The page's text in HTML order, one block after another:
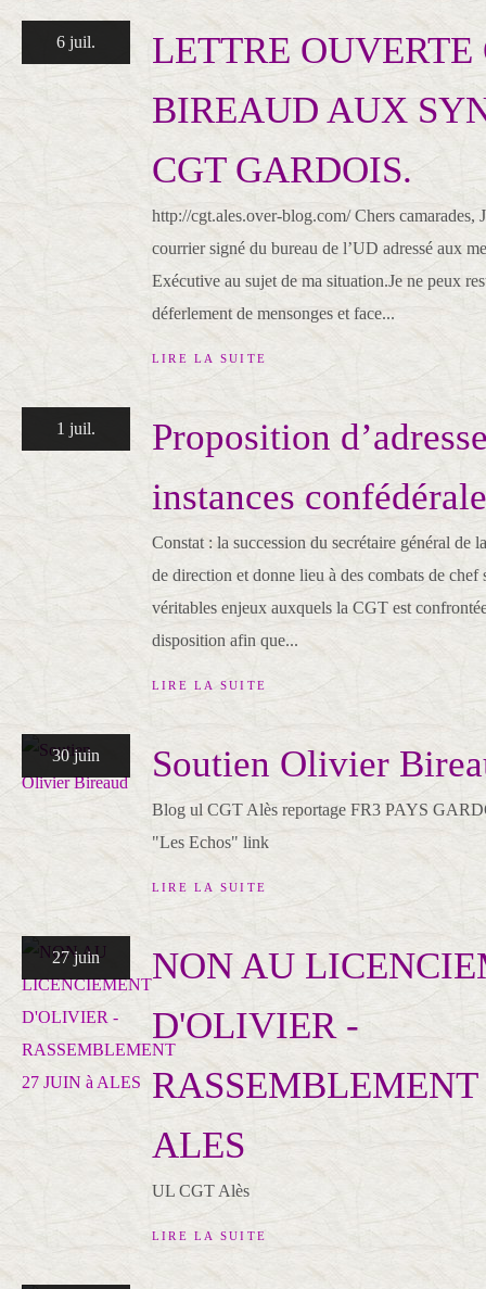
6 juil.
LETTRE
BIREAUD AUX
CGT GARDOIS.
http://cgt.ales.over-blog.com/ Chers camarades,
courrier signé du bureau de l’UD adressé aux
Exécutive au sujet de ma situation.Je ne peux
déferlement de mensonges et face...
LIRE LA SUITE
1 juil.
Proposition
instances
Constat : la succession du secrétaire général de
de direction et donne lieu à des combats de chef
véritables enjeux auxquels la CGT est
disposition afin que...
LIRE LA SUITE
30 juin Soutien Olivier
Blog ul CGT Alès reportage FR3 PAYS
"Les Echos" link
LIRE LA SUITE
27 juin
NON AU
D'OLIVIER -
ALES
UL CGT Alès
LIRE LA SUITE